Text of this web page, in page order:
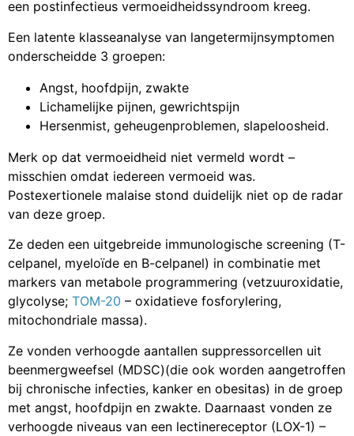
een postinfectieus vermoeidheidssyndroom kreeg.
Een latente klasseanalyse van langetermijnsymptomen
onderscheidde 3 groepen:
Angst, hoofdpijn, zwakte
Lichamelijke pijnen, gewrichtspijn
Hersenmist, geheugenproblemen, slapeloosheid.
Merk op dat vermoeidheid niet vermeld wordt –
misschien omdat iedereen vermoeid was.
Postexertionele malaise stond duidelijk niet op de radar
van deze groep.
Ze deden een uitgebreide immunologische screening (T-
celpanel, myeloïde en B-celpanel) in combinatie met
markers van metabole programmering (vetzuuroxidatie,
glycolyse; TOM-20 – oxidatieve fosforylering,
mitochondriale massa).
Ze vonden verhoogde aantallen suppressorcellen uit
beenmergweefsel (MDSC)(die ook worden aangetroffen
bij chronische infecties, kanker en obesitas) in de groep
met angst, hoofdpijn en zwakte. Daarnaast vonden ze
verhoogde niveaus van een lectinereceptor (LOX-1) –